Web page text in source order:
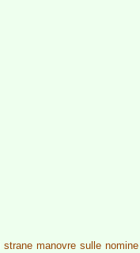
strane manovre sulle nomine